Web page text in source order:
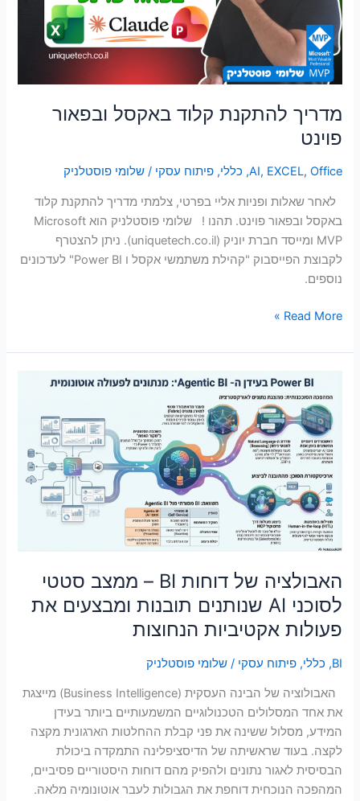
סמן קישורים
לאפס
cached
מדריך להתקנת קלוד באקסל ובפאור
פוינט
AI, EXCEL, Office
, כללי,פיתוח עסקי /שלומי פוסטלניק
לאחר שאלות ופניות אליי בפרטי, צלמתי מדריך להתקנת קלוד
באקסל ובפאור פוינט. תהנו ! שלומי פוסטלניק הוא Microsoft
MVP ומייסד חברת יוניק (uniquetech.co.il). ניתן להצטרף
לקבוצת הפייסבוק "קהילת משתמשי אקסל ו Power BI" לעדכונים
נוספים.
פוינט
Read More »
האבולציה של דוחות BI – ממצב סטטי
לסוכני AI שנותנים תובנות ומבצעים את
פעולות אקטיביות הנחוצות
BI
, כללי,פיתוח עסקי /שלומי פוסטלניק
האבולוציה של הבינה העסקית (Business Intelligence) מייצגת
את אחד המסלולים הטכנולוגיים המשמעותיים ביותר בעידן
המידע, מסלול ששינה את פני קבלת ההחלטות הארגונית מקצה
לקצה. בעוד שראשיתה של הדיסציפלינה התמקדה ביכולת
הבסיסית לאגור נתונים ולהפיק מהם דוחות היסטוריים פסיביים,
המהפכה הנוכחית דוחפת את הגבולות לעבר אוטונומיה מלאה.
האבולציה
של
דוחות
BI
ממצב
סטטי
לסוכני
AI
שנותנים
ומבצעים
את
פעולות
הנחוצות